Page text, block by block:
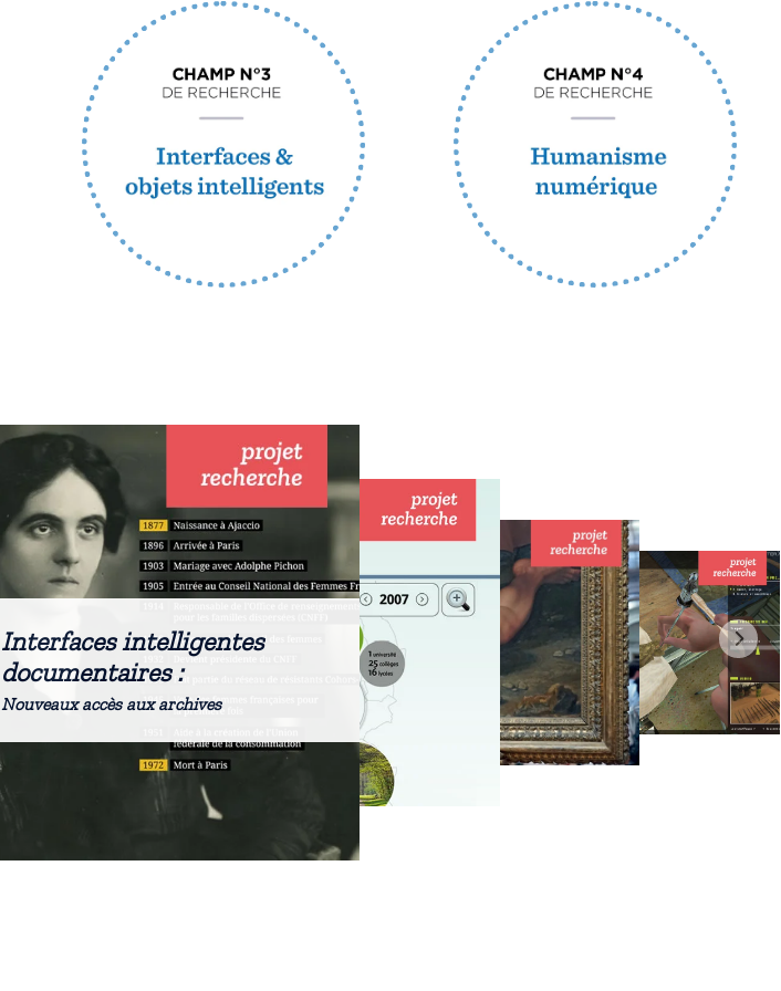
Interfaces intelligentes
documentaires :
Nouveaux accès aux archives